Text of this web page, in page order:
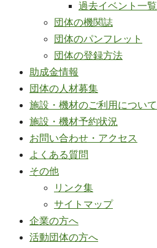
過去イベント一覧
団体の機関誌
団体のパンフレット
団体の登録方法
助成金情報
団体の人材募集
施設・機材のご利用について
施設・機材予約状況
お問い合わせ・アクセス
よくある質問
その他
リンク集
サイトマップ
企業の方へ
活動団体の方へ